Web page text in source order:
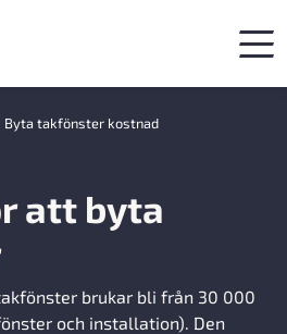
Byta takfönster kostnad
att byta
brukar bli från 30 000
och installation). Den